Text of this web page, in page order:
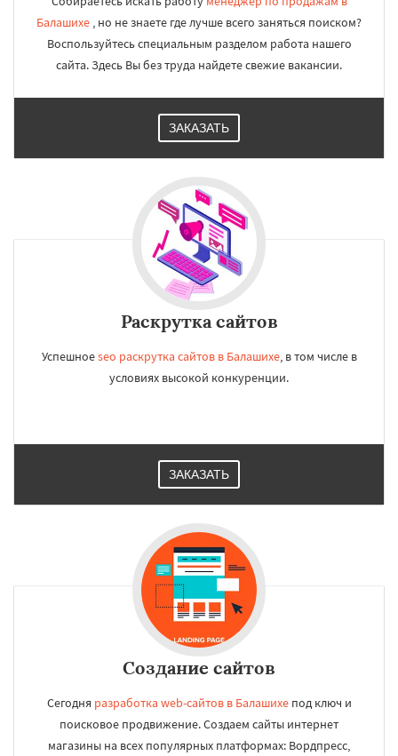
Балашихе , но не знаете где лучше всего заняться поиском?
Воспользуйтесь специальным разделом работа нашего
сайта. Здесь Вы без труда найдете свежие вакансии.
ЗАКАЗАТЬ
Раскрутка сайтов
Успешноеseo раскрутка сайтов в Балашихе, в том числе в
условиях высокой конкуренции.
ЗАКАЗАТЬ
Создание сайтов
Сегодня разработка web-сайтов в Балашихепод ключ и
поисковое продвижение. Создаем сайты интернет
магазины на всех популярных платформах: Вордпресс,